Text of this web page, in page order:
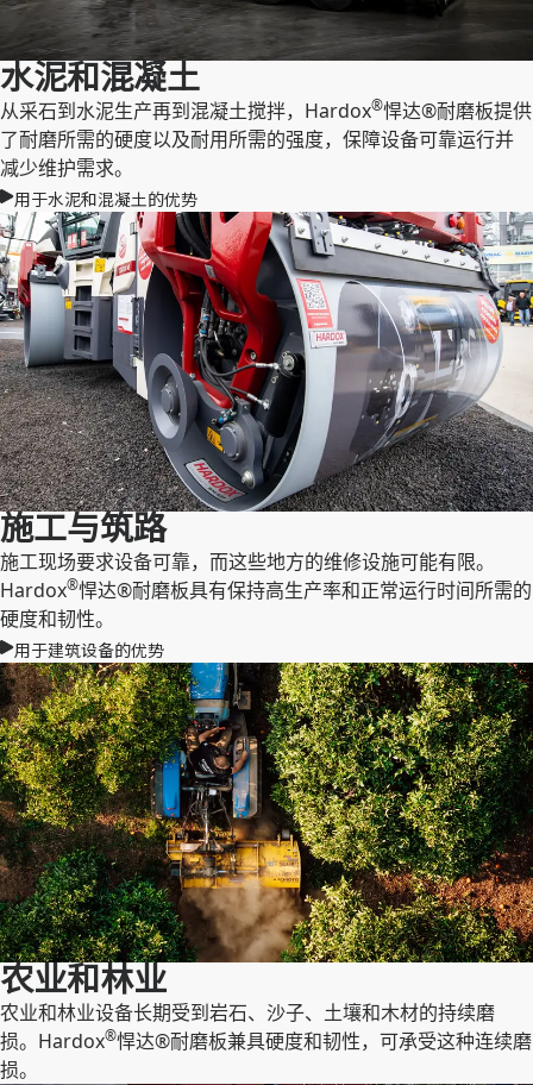
水泥和混凝土
从采石到水泥生产再到混凝土搅拌，Hardox®悍达®耐磨板提供
了耐磨所需的硬度以及耐用所需的强度，保障设备可靠运行并
减少维护需求。
用于水泥和混凝土的优势
施工与筑路
施工现场要求设备可靠，而这些地方的维修设施可能有限。
Hardox®悍达®耐磨板具有保持高生产率和正常运行时间所需的
硬度和韧性。
用于建筑设备的优势
农业和林业
农业和林业设备长期受到岩石、沙子、土壤和木材的持续磨
损。Hardox®悍达®耐磨板兼具硬度和韧性，可承受这种连续磨
损。